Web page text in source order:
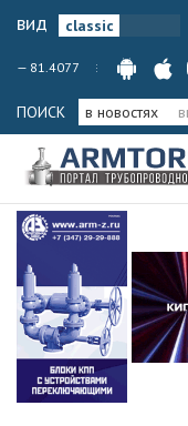
вид
— 81.4077
ПОИСК в новостях